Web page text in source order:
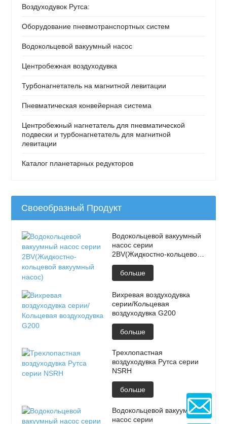
Воздуходувок Рутса:
Оборудование пневмотранспортных систем
Водокольцевой вакуумный насос
Центробежная воздуходувка
Турбонагнетатель на магнитной левитации
Пневматическая конвейерная система
Центробежный нагнетатель для пневматической
подвески и турбонагнетатель для магнитной
левитации
Каталог планетарных редукторов
Своеобразный Продукт
Водокольцевой вакуумный
насос серии
2BV(Жидкостно-кольцевой
вакуумный насос)
больше
Вихревая воздуходувка
серии/Кольцевая
воздуходувка G200
больше
Трехлопастная
воздуходувка Рутса серии
NSRH
больше
Водокольцевой вакуумный
насос серии